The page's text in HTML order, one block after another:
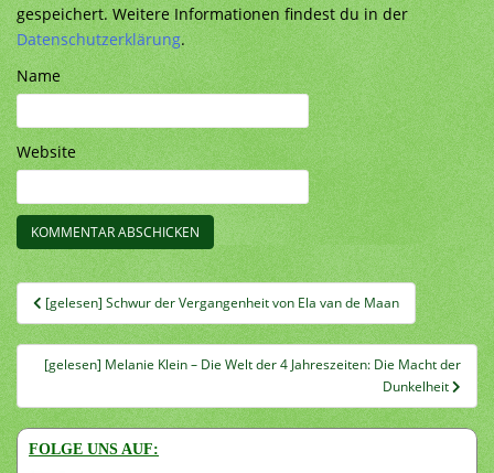
gespeichert. Weitere Informationen findest du in der
Datenschutzerklärung.
Name
Website
Beitragsnavigation
[gelesen] Schwur der Vergangenheit von Ela van de Maan
[gelesen] Melanie Klein – Die Welt der 4 Jahreszeiten: Die Macht der
Dunkelheit
FOLGE UNS AUF: